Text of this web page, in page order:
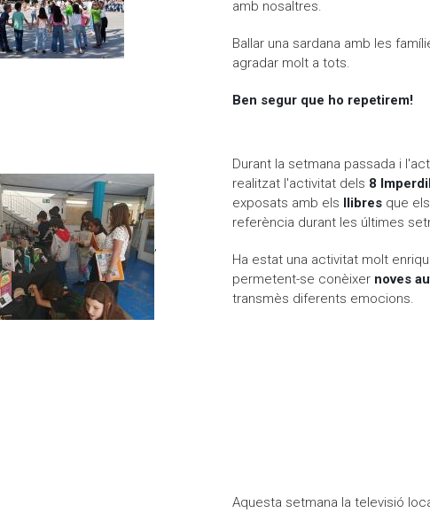
amb nosaltres.
Ballar una sardana amb les
agradar molt a tots.
Ben segur que ho repetirem!
,
Durant la setmana passada i
realitzat l'activitat dels 8
exposats amb els llibres que
referència durant les últimes
Ha estat una activitat molt
permetent-se conèixer noves
transmès diferents emocions.
Aquesta setmana la televisió